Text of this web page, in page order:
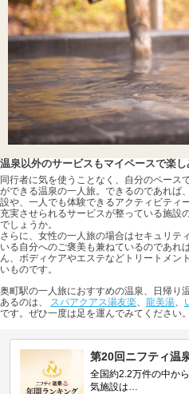
温泉以外のサービスもマイペースで楽し
同行者に気を使うことなく、自分のペース
ができる温泉の一人旅。できるのであれば
設や、一人でも体験できるアクティビティ
充実させられるサービスが整っている施設
でしょうか。
さらに、女性の一人旅の場合はセキュリテ
いる自分へのご褒美も兼ねているのであれ
ん、ボディケアやエステなどトリートメン
いものです。
奥町駅の一人旅におすすめの温泉、日帰り
あるのは、 スパアクアス湯友楽、 龍美湯、
です。ぜひ一度は足を運んでみてください。
第20回ニフティ温
全国約2.2万件の中か
気施設は…